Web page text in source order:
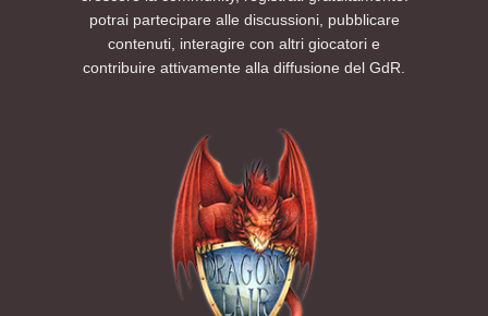
potrai partecipare alle discussioni, pubblicare
contenuti, interagire con altri giocatori e
contribuire attivamente alla diffusione del GdR.